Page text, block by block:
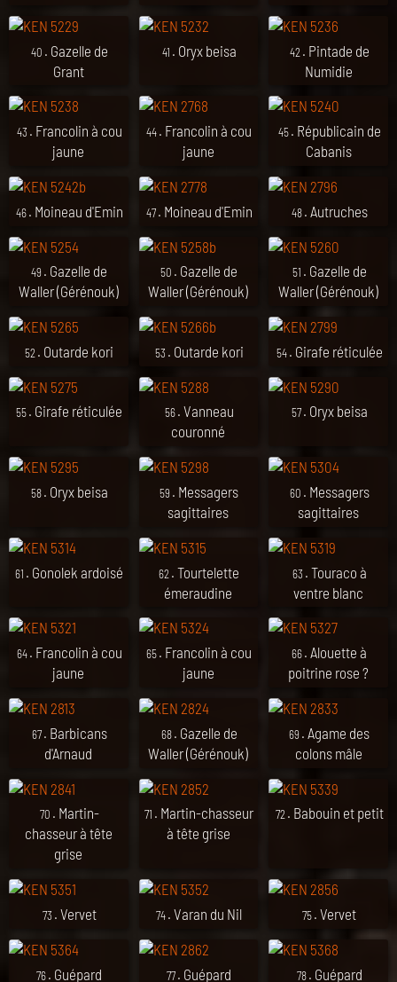
40 . Gazelle de
Grant
41 . Oryx beisa 42 . Pintade de
Numidie
43 . Francolin à cou
jaune
44. Francolin à cou
jaune
45 . Républicain de
Cabanis
46 . Moineau d'Emin 47. Moineau d'Emin 48 . Autruches
49 . Gazelle de
Waller (Gérénouk)
50 . Gazelle de
Waller (Gérénouk)
51 . Gazelle de
Waller (Gérénouk)
52 . Outarde kori 53 . Outarde kori 54 . Girafe réticulée
55. Girafe réticulée 56. Vanneau
couronné
57 . Oryx beisa
58 . Oryx beisa 59 . Messagers
sagittaires
60 . Messagers
sagittaires
61 . Gonolek ardoisé 62 . Tourtelette
émeraudine
63 . Touraco à
ventre blanc
64 . Francolin à cou
jaune
65. Francolin à cou
jaune
66. Alouette à
poitrine rose ?
67 . Barbicans
d'Arnaud
68. Gazelle de
Waller (Gérénouk)
69 . Agame des
colons mâle
70 . Martin-
chasseur à tête
grise
71 . Martin-chasseur
à tête grise
72 . Babouin et petit
73 . Vervet 74. Varan du Nil 75. Vervet
76. Guépard 77. Guépard 78 . Guépard